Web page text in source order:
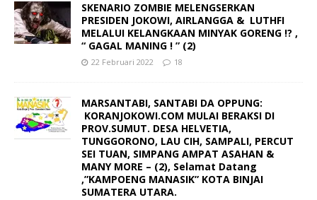
SKENARIO ZOMBIE MELENGSERKAN
PRESIDEN JOKOWI, AIRLANGGA & LUTHFI
MELALUI KELANGKAAN MINYAK GORENG !? ,
“ GAGAL MANING ! ” (2)
22 Februari 2022 18
MARSANTABI, SANTABI DA OPPUNG:
KORANJOKOWI.COM MULAI BERAKSI DI
PROV.SUMUT. DESA HELVETIA,
TUNGGORONO, LAU CIH, SAMPALI, PERCUT
SEI TUAN, SIMPANG AMPAT ASAHAN &
MANY MORE – (2), Selamat Datang
,”KAMPOENG MANASIK” KOTA BINJAI
SUMATERA UTARA.